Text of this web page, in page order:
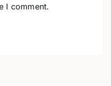
I comment.